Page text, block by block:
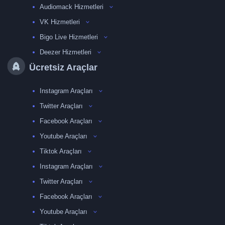
Audiomack Hizmetleri
VK Hizmetleri
Bigo Live Hizmetleri
Deezer Hizmetleri
Ücretsiz Araçlar
Instagram Araçları
Twitter Araçları
Facebook Araçları
Youtube Araçları
Tiktok Araçları
Instagram Araçları
Twitter Araçları
Facebook Araçları
Youtube Araçları